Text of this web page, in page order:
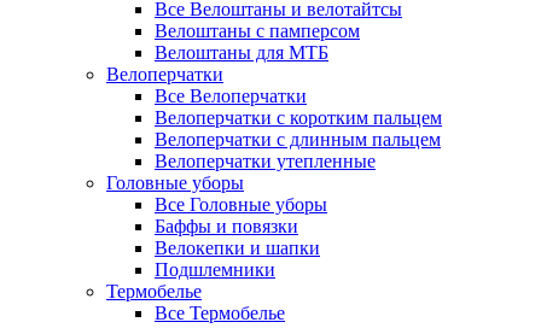
Все Велоштаны и велотайтсы
Велоштаны с памперсом
Велоштаны для МТБ
Велоперчатки
Все Велоперчатки
Велоперчатки с коротким пальцем
Велоперчатки с длинным пальцем
Велоперчатки утепленные
Головные уборы
Все Головные уборы
Баффы и повязки
Велокепки и шапки
Подшлемники
Термобелье
Все Термобелье